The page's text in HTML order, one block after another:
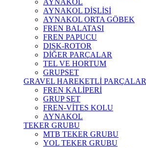
AYNAKOL
AYNAKOL DİŞLİSİ
AYNAKOL ORTA GÖBEK
FREN BALATASI
FREN PAPUCU
DISK-ROTOR
DİĞER PARÇALAR
TEL VE HORTUM
GRUPSET
GRAVEL HAREKETLİ PARÇALAR
FREN KALİPERİ
GRUP SET
FREN-VİTES KOLU
AYNAKOL
TEKER GRUBU
MTB TEKER GRUBU
YOL TEKER GRUBU